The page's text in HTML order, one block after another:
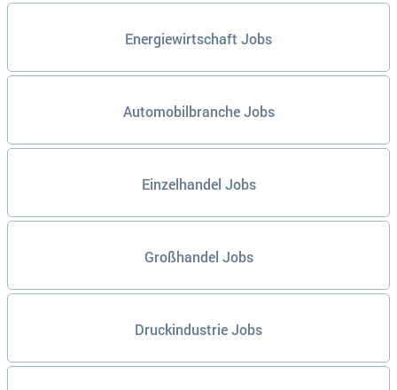
Energiewirtschaft Jobs
Automobilbranche Jobs
Einzelhandel Jobs
Großhandel Jobs
Druckindustrie Jobs